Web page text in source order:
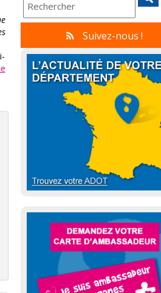
Suivez-nous !